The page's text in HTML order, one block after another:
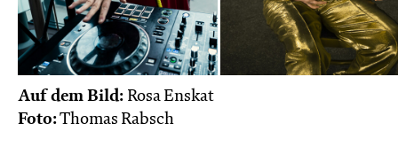
Auf dem Bild: Rosa Enskat
Foto:Thomas Rabsch